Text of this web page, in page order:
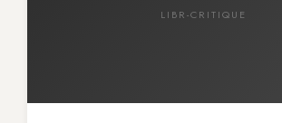
LIBR-CRITIQUE